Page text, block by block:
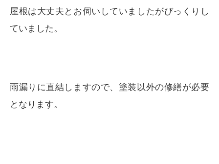
屋根は大丈夫とお伺いしていましたがびっくりし
ていました。
雨漏りに直結しますので、塗装以外の修繕が必要
となります。